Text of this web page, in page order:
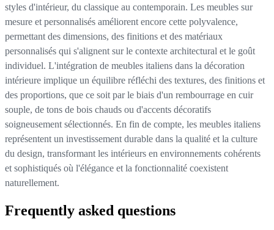
styles d'intérieur, du classique au contemporain. Les meubles sur
mesure et personnalisés améliorent encore cette polyvalence,
permettant des dimensions, des finitions et des matériaux
personnalisés qui s'alignent sur le contexte architectural et le goût
individuel. L'intégration de meubles italiens dans la décoration
intérieure implique un équilibre réfléchi des textures, des finitions et
des proportions, que ce soit par le biais d'un rembourrage en cuir
souple, de tons de bois chauds ou d'accents décoratifs
soigneusement sélectionnés. En fin de compte, les meubles italiens
représentent un investissement durable dans la qualité et la culture
du design, transformant les intérieurs en environnements cohérents
et sophistiqués où l'élégance et la fonctionnalité coexistent
naturellement.
Frequently asked questions